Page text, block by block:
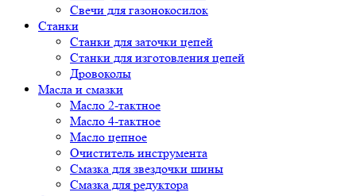
Свечи для газонокосилок
Станки
Cтанки для заточки цепей
Станки для изготовления цепей
Дровоколы
Масла и смазки
Масло 2-тактное
Масло 4-тактное
Масло цепное
Очиститель инструмента
Смазка для звездочки шины
Смазка для редуктора